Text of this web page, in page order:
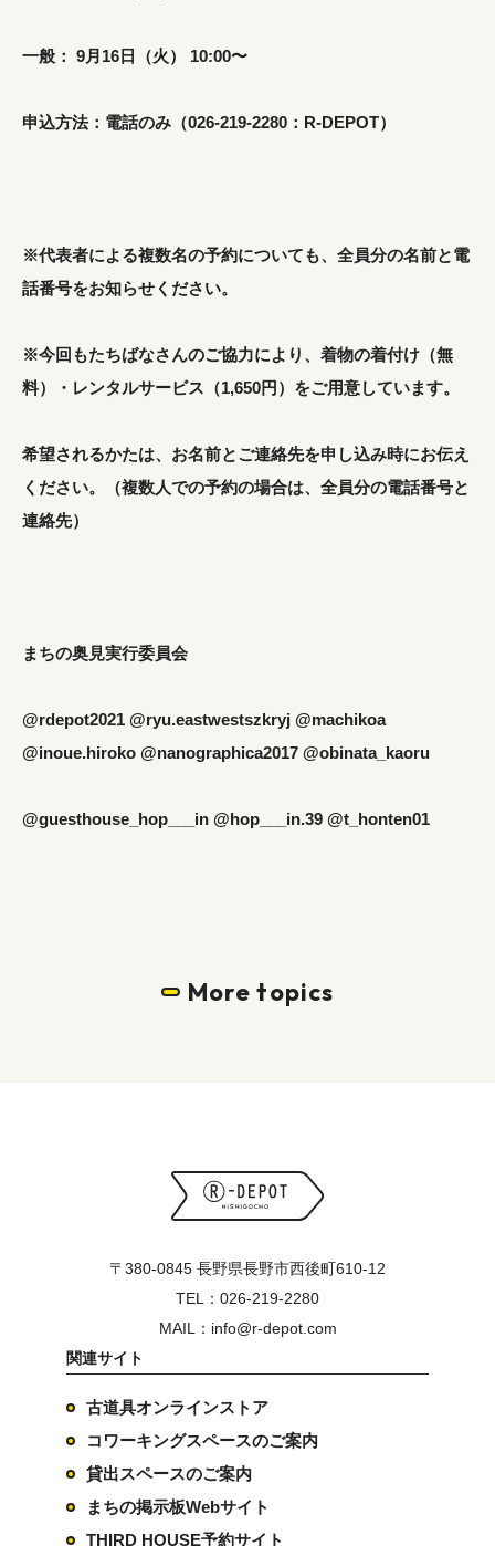
一般： 9月16日（火） 10:00〜
申込方法：電話のみ（026-219-2280：R-DEPOT）
※代表者による複数名の予約についても、全員分の名前と電
話番号をお知らせください。
※今回もたちばなさんのご協力により、着物の着付け（無
料）・レンタルサービス（1,650円）をご用意しています。
希望されるかたは、お名前とご連絡先を申し込み時にお伝え
ください。（複数人での予約の場合は、全員分の電話番号と
連絡先）
まちの奥見実行委員会
@rdepot2021 @ryu.eastwestszkryj @machikoa
@inoue.hiroko @nanographica2017 @obinata_kaoru
@guesthouse_hop___in @hop___in.39 @t_honten01
More topics
〒380-0845 長野県長野市西後町610-12
TEL：026-219-2280
MAIL：info@r-depot.com
関連サイト
古道具オンラインストア
コワーキングスペースのご案内
貸出スペースのご案内
まちの掲示板Webサイト
THIRD HOUSE予約サイト